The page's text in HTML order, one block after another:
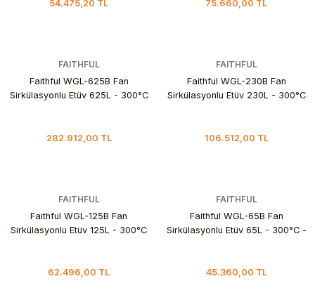
54.475,20 TL 75.660,00 TL
FAITHFUL
Faithful WGL-625B Fan
Sirkülasyonlu Etüv 625L - 300°C
282.912,00 TL
FAITHFUL
Faithful WGL-230B Fan
Sirkülasyonlu Etüv 230L - 300°C
106.512,00 TL
FAITHFUL
Faithful WGL-125B Fan
Sirkülasyonlu Etüv 125L - 300°C
62.496,00 TL
FAITHFUL
Faithful WGL-65B Fan
Sirkülasyonlu Etüv 65L - 300°C -
45.360,00 TL